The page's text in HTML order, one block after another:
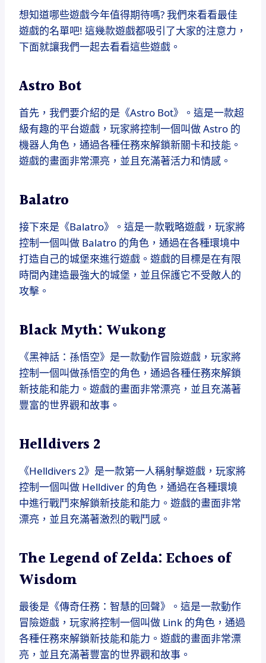
想知道哪些遊戲今年值得期待嗎? 我們來看看最佳
遊戲的名單吧! 這幾款遊戲都吸引了大家的注意力，
下面就讓我們一起去看看這些遊戲。
Astro Bot
首先，我們要介紹的是《Astro Bot》。這是一款超
級有趣的平台遊戲，玩家將控制一個叫做 Astro 的
機器人角色，通過各種任務來解鎖新關卡和技能。
遊戲的畫面非常漂亮，並且充滿著活力和情感。
Balatro
接下來是《Balatro》。這是一款戰略遊戲，玩家將
控制一個叫做 Balatro 的角色，通過在各種環境中
打造自己的城堡來進行遊戲。遊戲的目標是在有限
時間內建造最強大的城堡，並且保護它不受敵人的
攻擊。
Black Myth: Wukong
《黑神話：孫悟空》是一款動作冒險遊戲，玩家將
控制一個叫做孫悟空的角色，通過各種任務來解鎖
新技能和能力。遊戲的畫面非常漂亮，並且充滿著
豐富的世界觀和故事。
Helldivers 2
《Helldivers 2》是一款第一人稱射擊遊戲，玩家將
控制一個叫做 Helldiver 的角色，通過在各種環境
中進行戰鬥來解鎖新技能和能力。遊戲的畫面非常
漂亮，並且充滿著激烈的戰鬥感。
The Legend of Zelda: Echoes of
Wisdom
最後是《傳奇任務：智慧的回聲》。這是一款動作
冒險遊戲，玩家將控制一個叫做 Link 的角色，通過
各種任務來解鎖新技能和能力。遊戲的畫面非常漂
亮，並且充滿著豐富的世界觀和故事。